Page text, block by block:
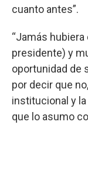
cuanto antes”.
“Jamás
presidente) y
oportunidad de
por decir que
institucional y
que lo asumo